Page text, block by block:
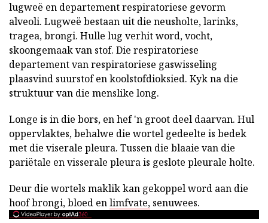
lugweë en departement respiratoriese gevorm
alveoli. Lugweë bestaan uit die neusholte, larinks,
tragea, brongi. Hulle lug verhit word, vocht,
skoongemaak van stof. Die respiratoriese
departement van respiratoriese gaswisseling
plaasvind suurstof en koolstofdioksied. Kyk na die
struktuur van die menslike long.
Longe is in die bors, en hef 'n groot deel daarvan. Hul
oppervlaktes, behalwe die wortel gedeelte is bedek
met die viserale pleura. Tussen die blaaie van die
pariëtale en visserale pleura is geslote pleurale holte.
Deur die wortels maklik kan gekoppel word aan die
hoof brongi, bloed enlimfvate, senuwees.